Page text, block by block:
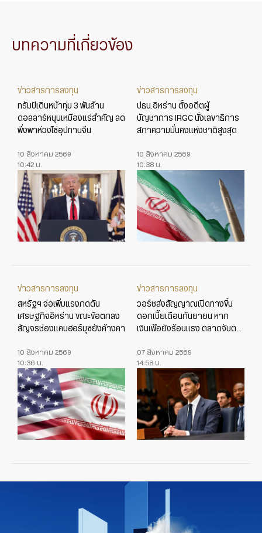
บทความที่เกี่ยวข้อง
ข่าวสารการลงทุน
ทรัมป์เดินหน้าทุ่ม 3 พันล้าน
ดอลลาร์หนุนเหมืองแร่สำคัญ ลด
พึ่งพาห่วงโซ่อุปทานจีน
10 สิงหาคม 2569
10:42 น.
ข่าวสารการลงทุน
ปธน.อิหร่าน ตั้งอดีตผู้
บัญชาการ IRGC นั่งเลขาธิการ
สภาความมั่นคงแห่งชาติสูงสุด
10 สิงหาคม 2569
10:38 น.
ข่าวสารการลงทุน
สหรัฐฯ จ่อเพิ่มแรงกดดัน
เศรษฐกิจอิหร่าน ขณะข้อตกลง
สัญจรช่องแคบฮอร์มุซยังค้างคา
10 สิงหาคม 2569
10:36 น.
ข่าวสารการลงทุน
วอร์ชส่งสัญญาณเปิดทางขึ้น
ดอกเบี้ยเดือนกันยายน หาก
เงินเฟ้อยังร้อนแรง ตลาดจับตา
07 สิงหาคม 2569
14:58 น.